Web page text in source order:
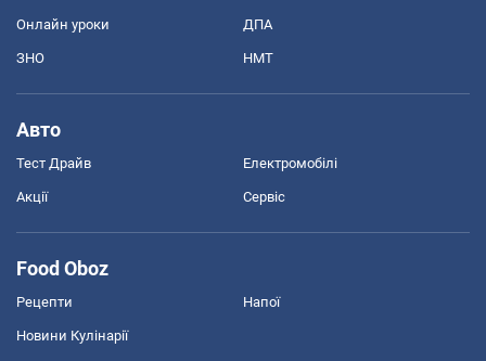
Онлайн уроки ДПА
ЗНО НМТ
Авто
Тест Драйв Електромобілі
Акції Сервіс
Food Oboz
Рецепти Напої
Новини Кулінарії